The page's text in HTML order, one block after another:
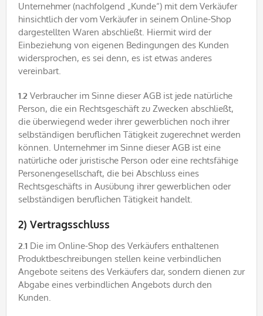
Unternehmer (nachfolgend „Kunde“) mit dem Verkäufer
hinsichtlich der vom Verkäufer in seinem Online-Shop
dargestellten Waren abschließt. Hiermit wird der
Einbeziehung von eigenen Bedingungen des Kunden
widersprochen, es sei denn, es ist etwas anderes
vereinbart.
1.2 Verbraucher im Sinne dieser AGB ist jede natürliche
Person, die ein Rechtsgeschäft zu Zwecken abschließt,
die überwiegend weder ihrer gewerblichen noch ihrer
selbständigen beruflichen Tätigkeit zugerechnet werden
können. Unternehmer im Sinne dieser AGB ist eine
natürliche oder juristische Person oder eine rechtsfähige
Personengesellschaft, die bei Abschluss eines
Rechtsgeschäfts in Ausübung ihrer gewerblichen oder
selbständigen beruflichen Tätigkeit handelt.
2) Vertragsschluss
2.1 Die im Online-Shop des Verkäufers enthaltenen
Produktbeschreibungen stellen keine verbindlichen
Angebote seitens des Verkäufers dar, sondern dienen zur
Abgabe eines verbindlichen Angebots durch den
Kunden.